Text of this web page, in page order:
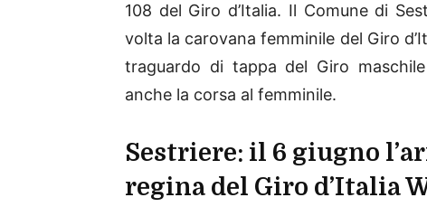
108 del Giro d’Italia. Il Comune di
volta la carovana femminile del Giro
traguardo di tappa del Giro
anche la corsa al femminile.
Sestriere: il 6 giugno
regina del Giro d’Italia